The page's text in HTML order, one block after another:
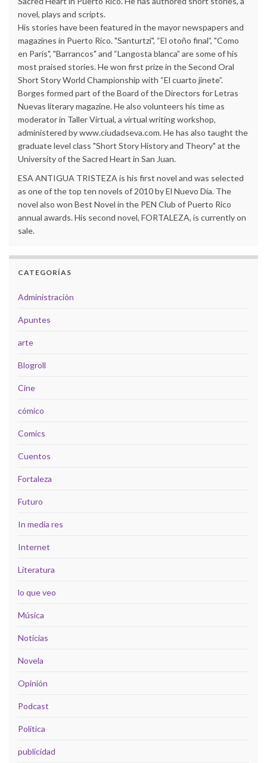
novel, plays and scripts.
His stories have been featured in the mayor newspapers and
magazines in Puerto Rico. "Santurtzi", “El otoño final”, "Como
en París", "Barrancos" and “Langosta blanca” are some of his
most praised stories. He won first prize in the Second Oral
Short Story World Championship with “El cuarto jinete”.
Borges formed part of the Board of the Directors for Letras
Nuevas literary magazine. He also volunteers his time as
moderator in Taller Virtual, a virtual writing workshop,
administered by www.ciudadseva.com. He has also taught the
graduate level class "Short Story History and Theory" at the
University of the Sacred Heart in San Juan.
ESA ANTIGUA TRISTEZA is his first novel and was selected
as one of the top ten novels of 2010 by El Nuevo Día. The
novel also won Best Novel in the PEN Club of Puerto Rico
annual awards. His second novel, FORTALEZA, is currently on
sale.
CATEGORÍAS
Administración
Apuntes
arte
Blogroll
Cine
cómico
Comics
Cuentos
Fortaleza
Futuro
In media res
Internet
Literatura
lo que veo
Música
Noticias
Novela
Opinión
Podcast
Política
publicidad